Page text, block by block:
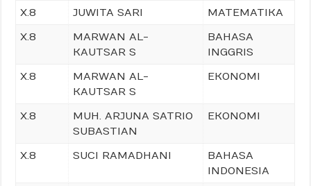
X.8
JUWITA SARI
MATEMATIKA
X.8
MARWAN AL-
KAUTSAR S
BAHASA
INGGRIS
X.8
MARWAN AL-
KAUTSAR S
EKONOMI
X.8
MUH. ARJUNA SATRIO
SUBASTIAN
EKONOMI
X.8 SUCI RAMADHANI
BAHASA
INDONESIA